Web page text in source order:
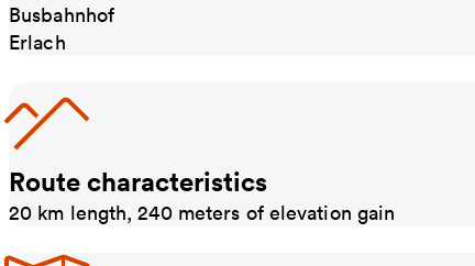
Busbahnhof
Erlach
Route characteristics
20 km length, 240 meters of elevation gain